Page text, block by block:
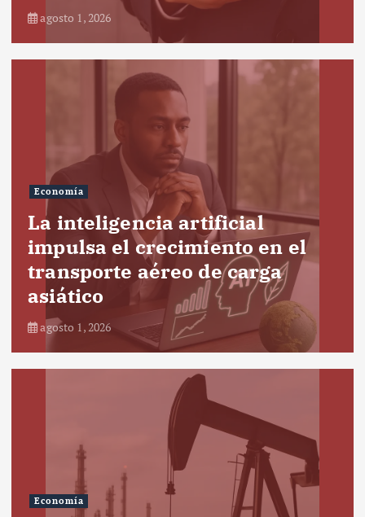
agosto 1, 2026
Economía
La inteligencia artificial
impulsa el crecimiento en el
transporte aéreo de carga
asiático
agosto 1, 2026
Economía